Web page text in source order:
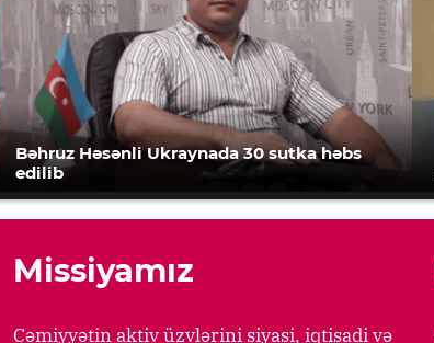
Bəhruz Həsənli Ukraynada 30 sutka həbs
edilib
Missiyamız
Cəmiyyətin aktiv üzvlərini siyasi, iqtisadi və